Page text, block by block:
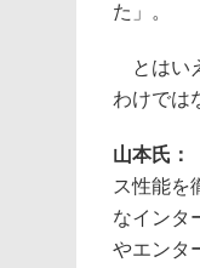
た」。
とはい
わけでは
山本氏：
ス性能を
なインタ
やエンタ